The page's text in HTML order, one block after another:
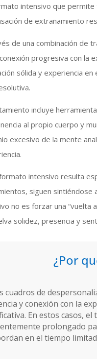
intensivo que
de extrañamiento
de una combinación de
progresiva con la
sólida y experiencia
incluye
al propio cuerpo y
excesivo de la mente
intensivo resulta
siguen sintiéndose
no es forzar una “vuelta
solidez, presencia y
¿Por
cuadros de
y conexión con la
En estos casos,
prolongado
en el tiempo